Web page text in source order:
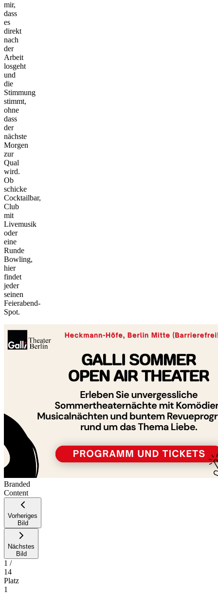
mir,
dass
es
direkt
nach
der
Arbeit
losgeht
und
die
Stimmung
stimmt,
ohne
dass
der
nächste
Morgen
zur
Qual
wird.
Ob
schicke
Cocktailbar,
Club
mit
Livemusik
oder
eine
Runde
Bowling,
hier
findet
jeder
seinen
Feierabend-
Spot.
−
©
Branded
Content
Vorheriges
Bild
Nächstes
Bild
1 /
14
Platz
1